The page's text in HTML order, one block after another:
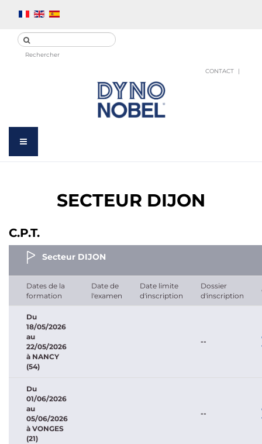
Rechercher
CONTACT
SECTEUR DIJON
C.P.T.
Secteur DIJON
Dates de la
formation
Date de
l'examen
Date limite
d'inscription
Dossier
d'inscription
Du
18/05/2026
au
22/05/2026
à NANCY
(54)
--
Du
01/06/2026
au
05/06/2026
à VONGES
(21)
--